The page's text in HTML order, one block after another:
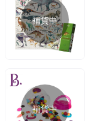
補貨中
補貨中